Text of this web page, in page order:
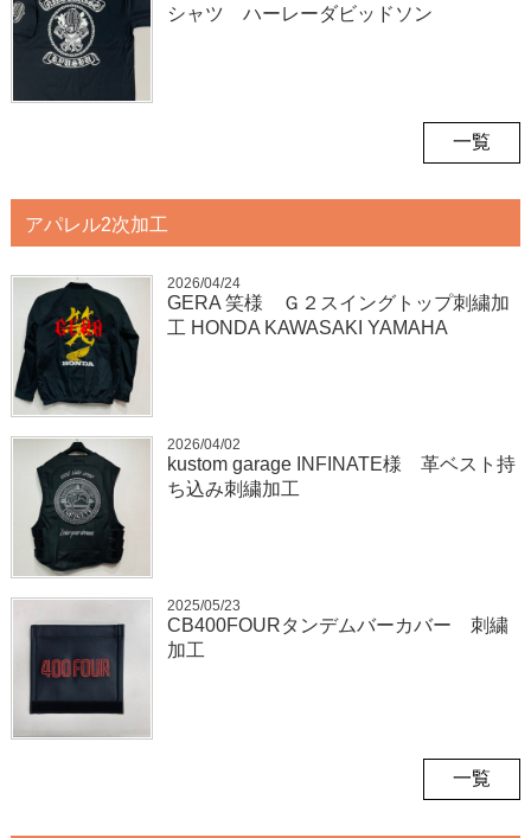
シャツ ハーレーダビッドソン
一覧
アパレル2次加工
2026/04/24
GERA 笑様 Ｇ２スイングトップ刺繍加
工 HONDA KAWASAKI YAMAHA
2026/04/02
kustom garage INFINATE様 革ベスト持
ち込み刺繍加工
2025/05/23
CB400FOURタンデムバーカバー 刺繍
加工
一覧